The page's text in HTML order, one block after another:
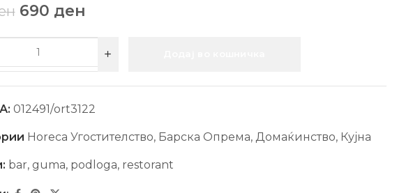
690 ден
012491/ort3122
Horeca Угостителство, Барска Опрема, Домаќинство, Кујна
bar, guma, podloga, restorant